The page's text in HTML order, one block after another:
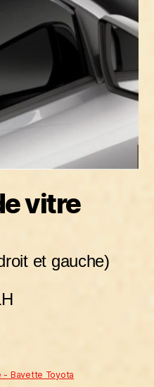
vitre
et gauche)
- Bavette Toyota